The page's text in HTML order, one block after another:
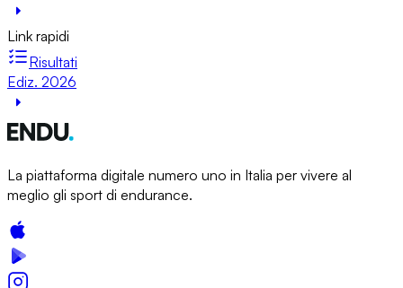
Link rapidi
Risultati
Ediz. 2026
La piattaforma digitale numero uno in Italia per vivere al
meglio gli sport di endurance.